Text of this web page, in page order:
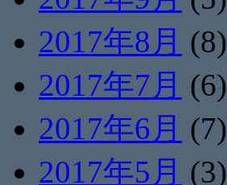
2017年8月 (8)
2017年7月 (6)
2017年6月 (7)
2017年5月 (3)